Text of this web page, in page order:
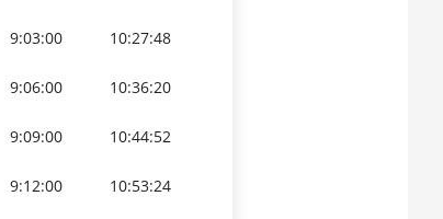
9:03:00 10:27:48
9:06:00 10:36:20
9:09:00 10:44:52
9:12:00 10:53:24